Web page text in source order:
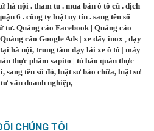
hà nội . tham tu. mua bán ô tô cũ. dịch
6 . công ty luật uy tín . sang tên sổ
tư. Quảng cáo Facebook| Quảng cáo
Quảng cáo Google Ads | xe đẩy inox
dạy
hà nội, trung tâm dạy lái xe ô tô | máy
thực phẩm sapito | tủ bảo quản thực
, sang tên sổ đỏ, luật sư bào chữa, luật sư
tư vấn doanh nghiệp,
CHÚNG TÔI